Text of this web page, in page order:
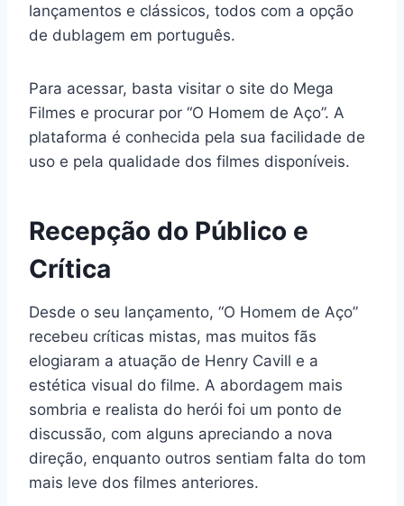
lançamentos e clássicos, todos com a opção
de dublagem em português.
Para acessar, basta visitar o site do Mega
Filmes e procurar por “O Homem de Aço”. A
plataforma é conhecida pela sua facilidade de
uso e pela qualidade dos filmes disponíveis.
Recepção do Público e
Crítica
Desde o seu lançamento, “O Homem de Aço”
recebeu críticas mistas, mas muitos fãs
elogiaram a atuação de Henry Cavill e a
estética visual do filme. A abordagem mais
sombria e realista do herói foi um ponto de
discussão, com alguns apreciando a nova
direção, enquanto outros sentiam falta do tom
mais leve dos filmes anteriores.